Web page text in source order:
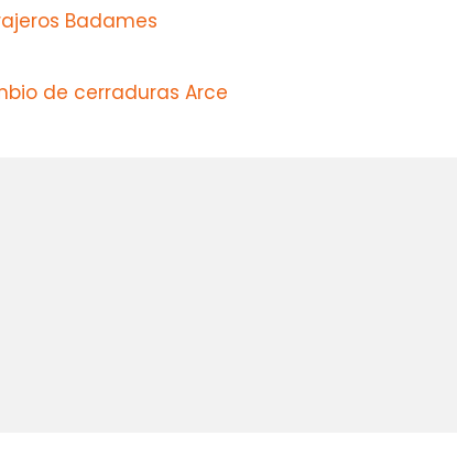
Badames
de cerraduras Arce